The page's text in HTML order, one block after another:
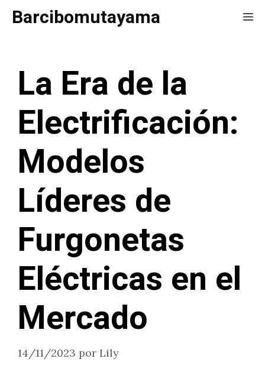
SaltarBarcibomutayama
La Era de la
Electrificación:
Modelos
Líderes de
Furgonetas
Eléctricas en el
Mercado
14/11/2023 por Lily